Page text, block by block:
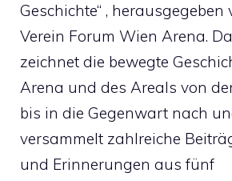
Geschichte“ , herausgegeben
Verein Forum Wien Arena.
zeichnet die bewegte
Arena und des Areals von
bis in die Gegenwart nach
versammelt zahlreiche
und Erinnerungen aus fünf